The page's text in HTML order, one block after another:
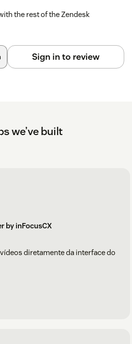
the rest of the Zendesk
Sign in to review
we’ve built
by inFocusCX
diretamente da interface do